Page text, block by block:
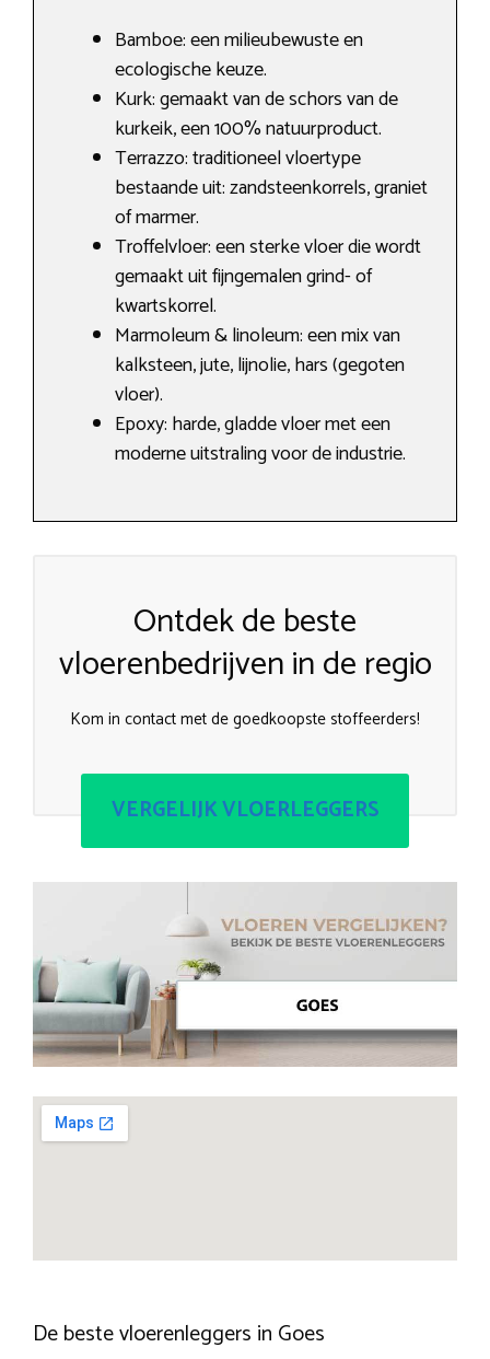
Bamboe: een milieubewuste en
ecologische keuze.
Kurk: gemaakt van de schors van de
kurkeik, een 100% natuurproduct.
Terrazzo: traditioneel vloertype
bestaande uit: zandsteenkorrels, graniet
of marmer.
Troffelvloer: een sterke vloer die wordt
gemaakt uit fijngemalen grind- of
kwartskorrel.
Marmoleum & linoleum: een mix van
kalksteen, jute, lijnolie, hars (gegoten
vloer).
Epoxy: harde, gladde vloer met een
moderne uitstraling voor de industrie.
Ontdek de beste
vloerenbedrijven in de regio
Kom in contact met de goedkoopste stoffeerders!
VERGELIJK VLOERLEGGERS
De beste vloerenleggers in Goes